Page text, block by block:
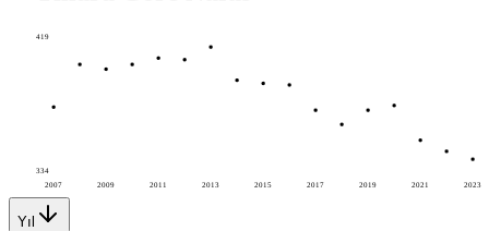
2007 2009 2011 2013 2015 2017 2019 2021 2023
419
334
Yıl